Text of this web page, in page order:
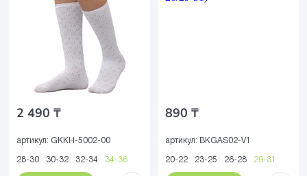
2 490 ₸
артикул: GKKH-5002-00
28-30 30-32 32-34 34-36
890 ₸
артикул: BKGAS02-V1
20-22 23-25 26-28 29-31